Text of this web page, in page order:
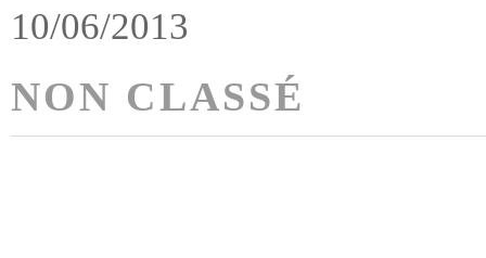
10/06/2013
NON CLASSÉ